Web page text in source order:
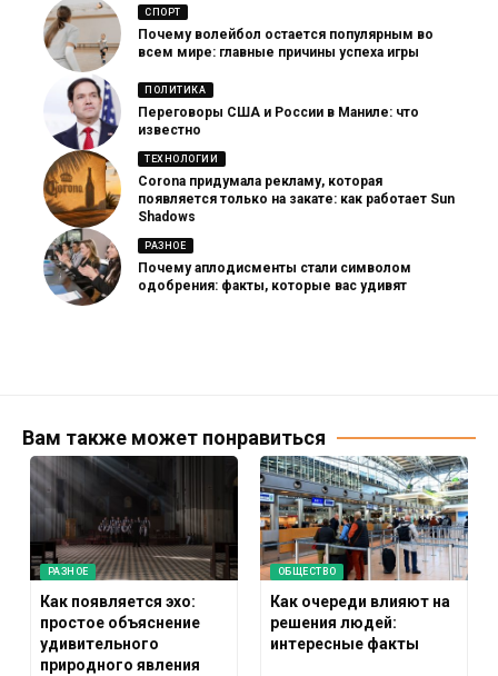
СПОРТ
Почему волейбол остается популярным во
всем мире: главные причины успеха игры
ПОЛИТИКА
Переговоры США и России в Маниле: что
известно
ТЕХНОЛОГИИ
Corona придумала рекламу, которая
появляется только на закате: как работает Sun
Shadows
РАЗНОЕ
Почему аплодисменты стали символом
одобрения: факты, которые вас удивят
Вам также может понравиться
РАЗНОЕ
Как появляется эхо:
простое объяснение
удивительного
природного явления
ОБЩЕСТВО
Как очереди влияют на
решения людей:
интересные факты